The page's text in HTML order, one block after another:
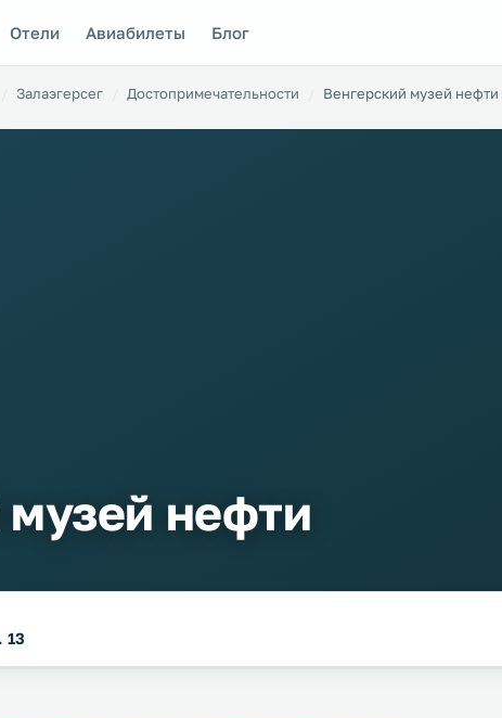
Отели Авиабилеты Блог
Залаэгерсег Достопримечательности Венгерский музей нефти
нефти
13